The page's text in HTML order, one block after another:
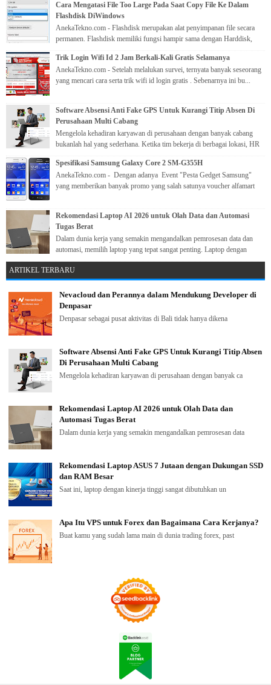
Cara Mengatasi File Too Large Pada Saat Copy File Ke Dalam
Flashdisk DiWindows
AnekaTekno.com - Flashdisk merupakan alat penyimpanan file secara
permanen. Flashdisk memiliki fungsi hampir sama dengan Harddisk,
Trik Login Wifi Id 2 Jam Berkali-Kali Gratis Selamanya
AnekaTekno.com - Setelah melalukan survei, ternyata banyak seseorang
yang mencari cara serta trik wifi id login gratis . Sebenarnya ini bu...
Software Absensi Anti Fake GPS Untuk Kurangi Titip Absen Di
Perusahaan Multi Cabang
Mengelola kehadiran karyawan di perusahaan dengan banyak cabang
bukanlah hal yang sederhana. Ketika tim bekerja di berbagai lokasi, HR
Spesifikasi Samsung Galaxy Core 2 SM-G355H
AnekaTekno.com - Dengan adanya Event "Pesta Gedget Samsung"
yang memberikan banyak promo yang salah satunya voucher alfamart
Rekomendasi Laptop AI 2026 untuk Olah Data dan Automasi
Tugas Berat
Dalam dunia kerja yang semakin mengandalkan pemrosesan data dan
automasi, memilih laptop yang tepat sangat penting. Laptop dengan
kemampuan ...
ARTIKEL TERBARU
Nevacloud dan Perannya dalam Mendukung Developer di
Denpasar
Denpasar sebagai pusat aktivitas di Bali tidak hanya dikena
Software Absensi Anti Fake GPS Untuk Kurangi Titip Absen
Di Perusahaan Multi Cabang
Mengelola kehadiran karyawan di perusahaan dengan banyak ca
Rekomendasi Laptop AI 2026 untuk Olah Data dan
Automasi Tugas Berat
Dalam dunia kerja yang semakin mengandalkan pemrosesan data
Rekomendasi Laptop ASUS 7 Jutaan dengan Dukungan SSD
dan RAM Besar
Saat ini, laptop dengan kinerja tinggi sangat dibutuhkan un
Apa Itu VPS untuk Forex dan Bagaimana Cara Kerjanya?
Buat kamu yang sudah lama main di dunia trading forex, past